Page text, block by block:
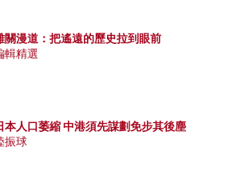
關漫道：把遙遠的歷史拉到眼前
輯精選
本人口萎縮 中港須先謀劃免步其後塵
振球